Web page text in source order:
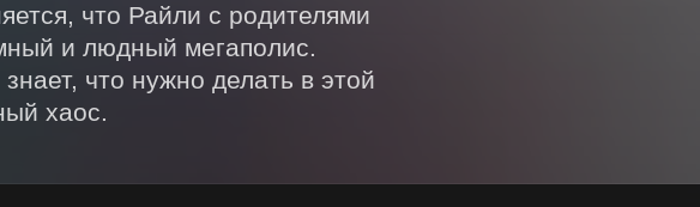
что Райли с родителями
и людный мегаполис.
что нужно делать в этой
хаос.